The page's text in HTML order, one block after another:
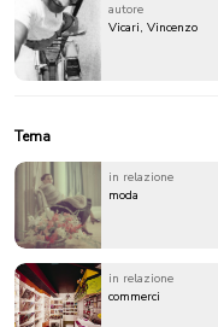
autore
Vicari, Vincenzo
Tema
in relazione
moda
in relazione
commerci